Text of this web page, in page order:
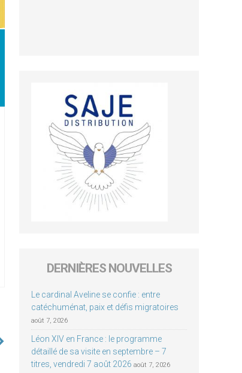
DERNIÈRES NOUVELLES
Le cardinal Aveline se confie : entre
catéchuménat, paix et défis migratoires
août 7, 2026
Léon XIV en France : le programme
détaillé de sa visite en septembre – 7
titres, vendredi 7 août 2026 août 7, 2026